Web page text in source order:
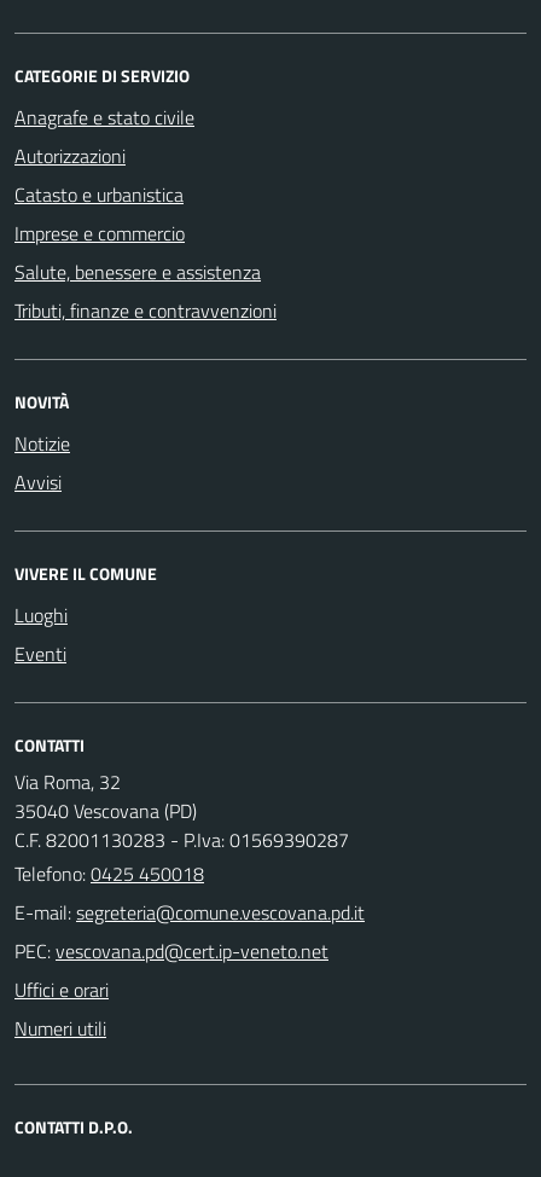
CATEGORIE DI SERVIZIO
Anagrafe e stato civile
Autorizzazioni
Catasto e urbanistica
Imprese e commercio
Salute, benessere e assistenza
Tributi, finanze e contravvenzioni
NOVITÀ
Notizie
Avvisi
VIVERE IL COMUNE
Luoghi
Eventi
CONTATTI
Via Roma, 32
35040 Vescovana (PD)
C.F. 82001130283 - P.Iva: 01569390287
Telefono:0425 450018
E-mail:
PEC:
Uffici e orari
Numeri utili
CONTATTI D.P.O.